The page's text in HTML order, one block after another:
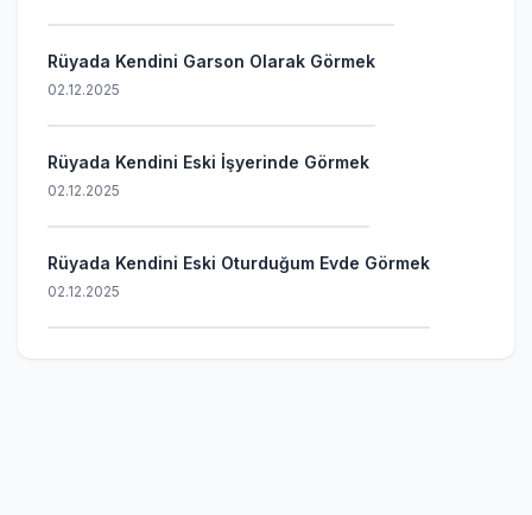
Rüyada Kendini Garson Olarak Görmek
02.12.2025
Rüyada Kendini Eski İşyerinde Görmek
02.12.2025
Rüyada Kendini Eski Oturduğum Evde Görmek
02.12.2025